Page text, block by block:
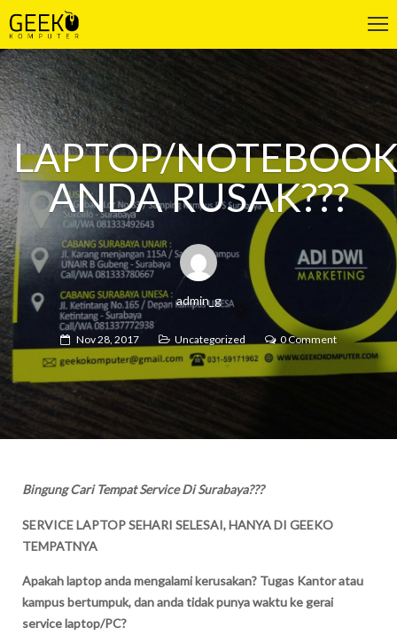
LAPTOP/
ANDA RUSAK???
admin_g
Nov 28, 2017 Uncategorized 0 Comment
Bingung Cari Tempat Service Di Surabaya???
SERVICE LAPTOP SEHARI SELESAI, HANYA DI GEEKO
TEMPATNYA
Apakah laptop anda mengalami kerusakan? Tugas Kantor atau
kampus bertumpuk, dan anda tidak punya waktu ke gerai
service laptop/PC?